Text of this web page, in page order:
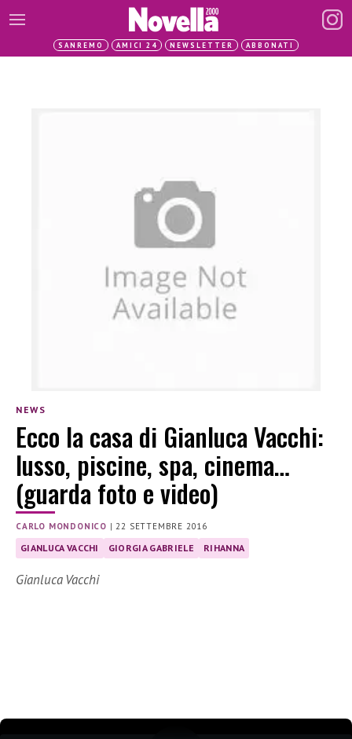
SANREMO AMICI 24 NEWSLETTER ABBONATI
NEWS
Ecco la casa di Gianluca Vacchi:
lusso, piscine, spa, cinema…
(guarda foto e video)
CARLO MONDONICO |22 SETTEMBRE 2016
GIANLUCA VACCHI GIORGIA GABRIELE RIHANNA
Gianluca Vacchi